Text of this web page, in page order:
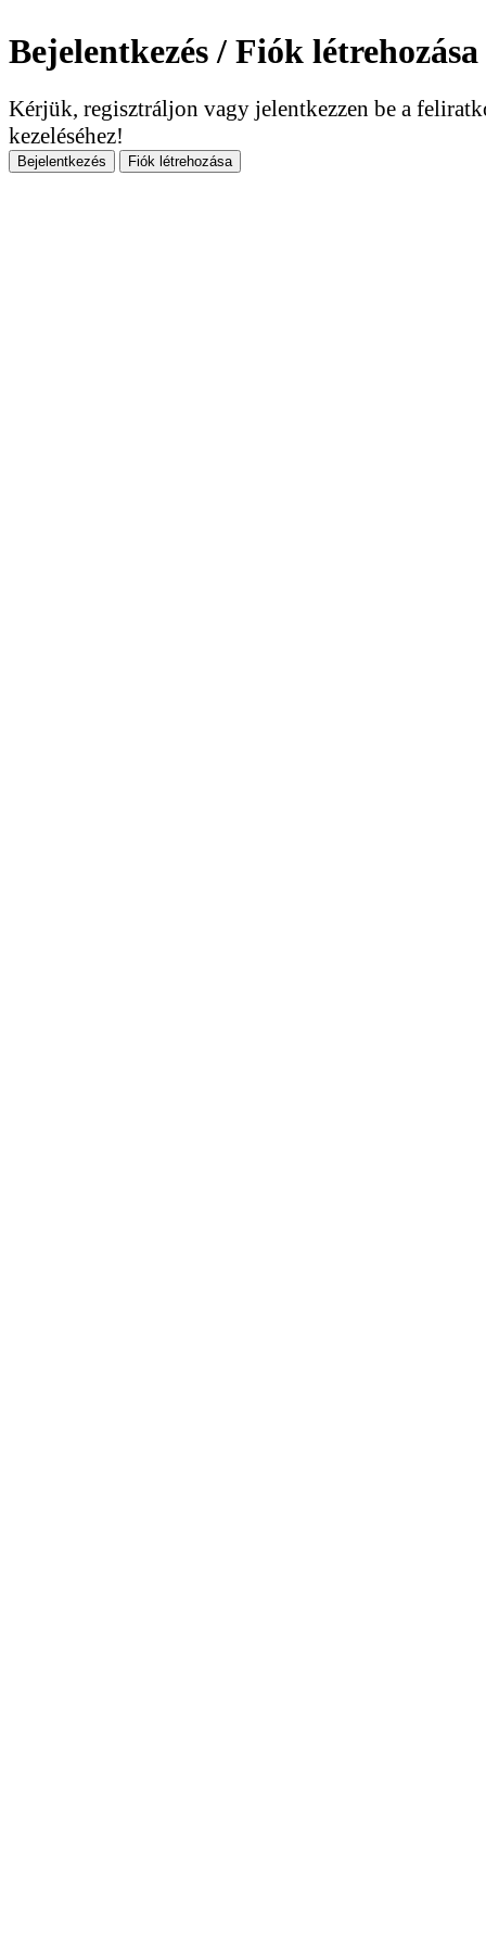
Bejelentkezés / Fiók létrehozása
Kérjük, regisztráljon vagy jelentkezzen be a
kezeléséhez!
Bejelentkezés Fiók létrehozása